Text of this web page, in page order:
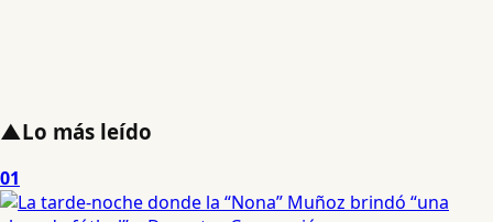
▲Lo más leído
01